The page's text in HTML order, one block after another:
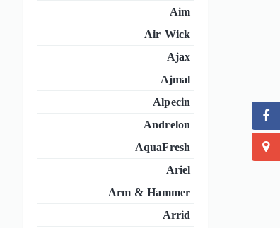
Aim
Air Wick
Ajax
Ajmal
Alpecin
Andrelon
AquaFresh
Ariel
Arm & Hammer
Arrid